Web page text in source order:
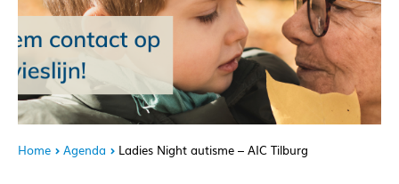
Home Agenda Ladies Night autisme – AIC Tilburg